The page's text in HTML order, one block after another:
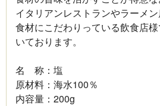
イタリアンレストランやラーメン
食材にこだわりっている飲食店
いております。
名 称：塩
原材料：海水100％
内容量：200g